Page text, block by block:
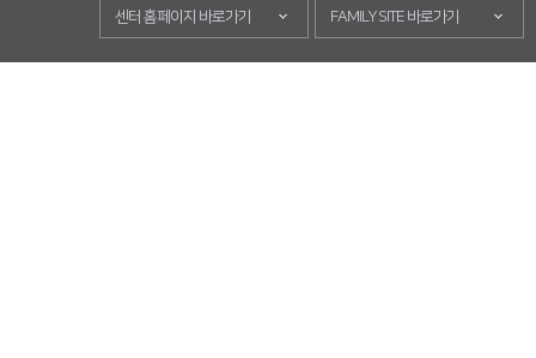
센터 홈페이지 바로가기 FAMILY SITE 바로가기